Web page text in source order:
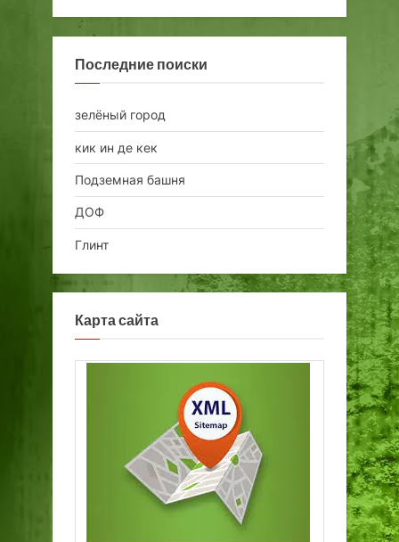
Последние поиски
зелёный город
кик ин де кек
Подземная башня
ДОФ
Глинт
Карта сайта